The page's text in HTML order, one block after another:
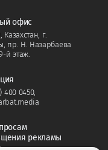
офис
Казахстан, г.
пр. Н. Назарбаева
й этаж.
400 0450,
рекламы